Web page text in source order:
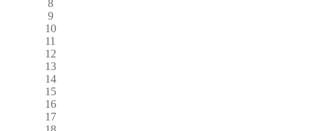
8
9
10
11
12
13
14
15
16
17